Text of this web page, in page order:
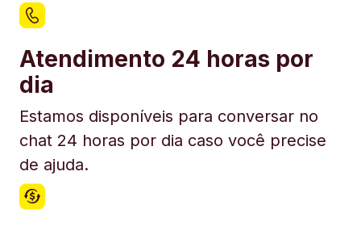
Atendimento 24 horas por
dia
Estamos disponíveis para conversar no
chat 24 horas por dia caso você precise
de ajuda.